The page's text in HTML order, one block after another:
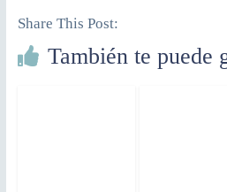
Share This Post:
También te puede